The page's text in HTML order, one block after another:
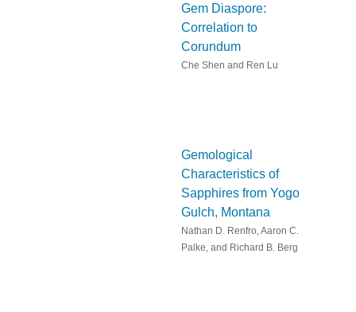
Gem Diaspore:
Correlation to
Corundum
Che Shen and Ren Lu
Gemological
Characteristics of
Sapphires from Yogo
Gulch, Montana
Nathan D. Renfro, Aaron C.
Palke, and Richard B. Berg